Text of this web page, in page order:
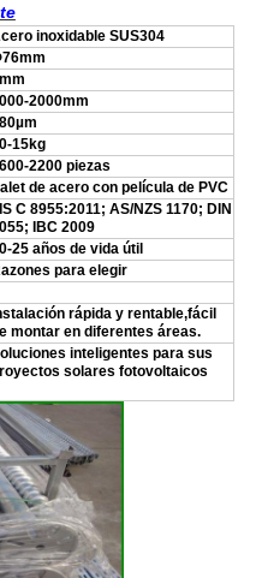
inoxidable SUS304
2000mm
15kg
2200 piezas
de acero con película de PVC
C 8955:2011; AS/NZS 1170; DIN
IBC 2009
25 años de vida útil
para elegir
rápida y rentable,fácil
montar en diferentes áreas.
inteligentes para sus
solares fotovoltaicos